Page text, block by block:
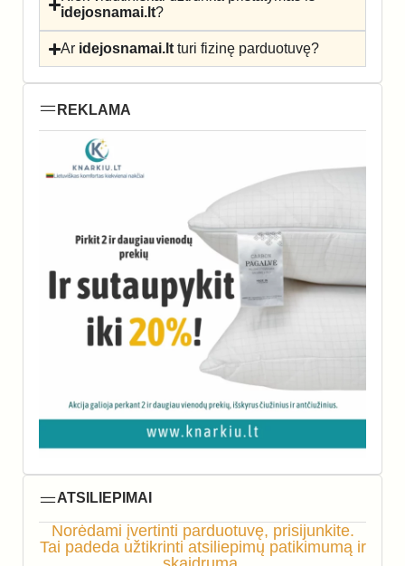
idejosnamai.lt?
Ar idejosnamai.lt turi fizinę parduotuvę?
REKLAMA
ATSILIEPIMAI
Norėdami įvertinti parduotuvę, prisijunkite.
Tai padeda užtikrinti atsiliepimų patikimumą ir